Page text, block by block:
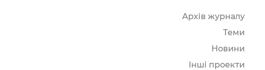
Архів журналу
Теми
Новини
Інші проекти